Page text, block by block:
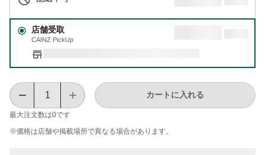
店舗受取
CAINZ PickUp
最大注文数は0です
カートに入れる
※価格は​店舗や​掲載場所で​異なる​場合が​あります。